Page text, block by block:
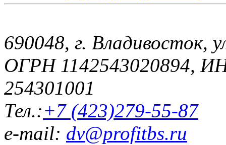
690048, г. Владивосток,
ОГРН 1142543020894,
254301001
Тел.:+7 (423)279-55-87
e-mail: dv@profitbs.ru